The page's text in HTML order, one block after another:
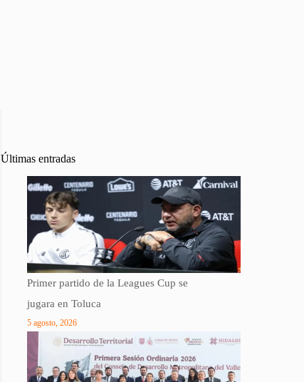
Últimas entradas
Primer partido de la Leagues Cup se
jugara en Toluca
5 agosto, 2026